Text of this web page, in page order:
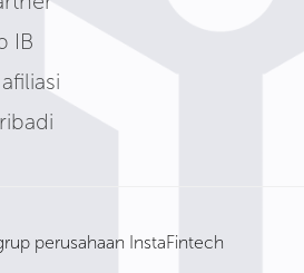
IB
perusahaan InstaFintech